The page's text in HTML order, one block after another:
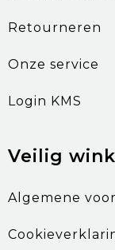
Retourneren
Onze service
Login KMS
Veilig
Algemene